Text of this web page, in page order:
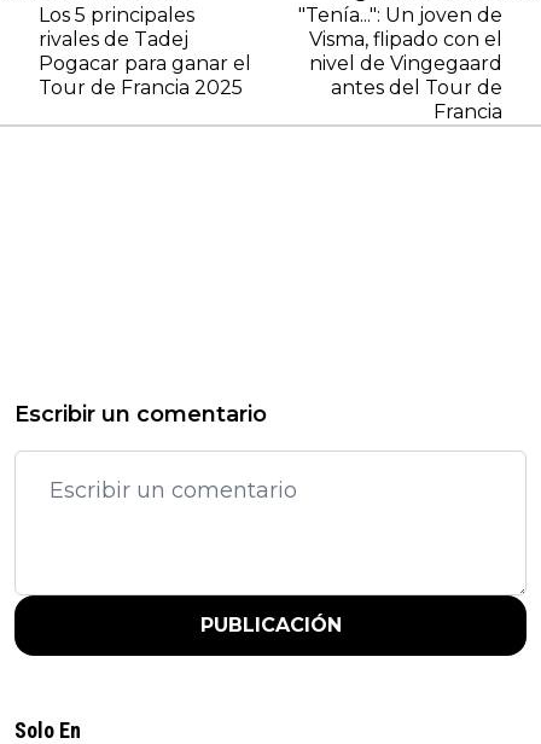
Los 5 principales
rivales de Tadej
Pogacar para ganar el
Tour de Francia 2025
"Tenía...": Un joven de
Visma, flipado con el
nivel de Vingegaard
antes del Tour de
Francia
Escribir un comentario
PUBLICACIÓN
Solo En